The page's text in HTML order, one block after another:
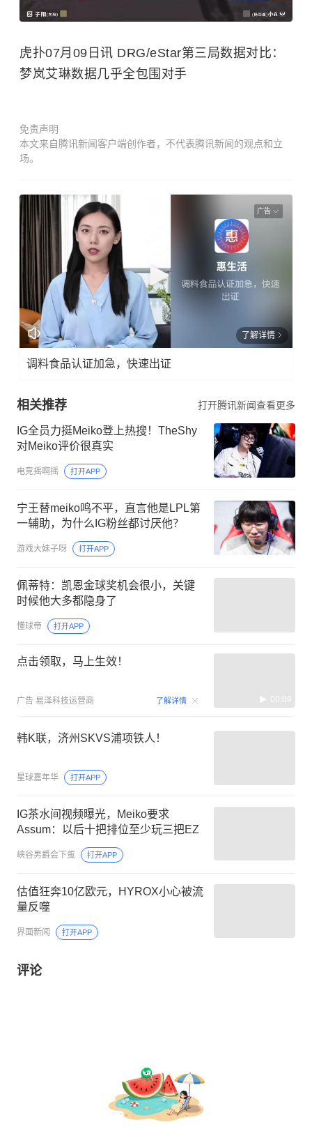
虎扑07月09日讯 DRG/eStar第三局数据对比：
梦岚艾琳数据几乎全包围对手
免责声明
本文来自腾讯新闻客户端创作者，不代表腾讯新闻的观点和立
场。
广告
了解详情
调料食品认证加急，快速出证
相关推荐 打开腾讯新闻查看更多
IG全员力挺Meiko登上热搜！TheShy
对Meiko评价很真实
电竞摇啊摇 打开APP
宁王替meiko鸣不平，直言他是LPL第
一辅助，为什么IG粉丝都讨厌他？
游戏大妹子呀 打开APP
佩蒂特：凯恩金球奖机会很小，关键
时候他大多都隐身了
懂球帝 打开APP
点击领取，马上生效！
广告 易泽科技运营商 了解详情 00:09
韩K联，济州SKVS浦项铁人！
星球嘉年华 打开APP
IG茶水间视频曝光，Meiko要求
Assum：以后十把排位至少玩三把EZ
峡谷男爵会下蛋 打开APP
估值狂奔10亿欧元，HYROX小心被流
量反噬
界面新闻 打开APP
评论